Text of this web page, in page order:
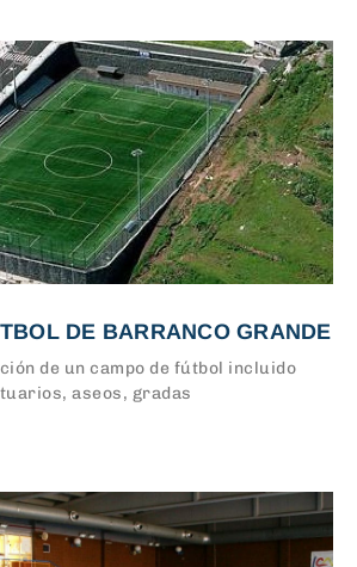
DE BARRANCO GRANDE
de un campo de fútbol incluido
aseos, gradas